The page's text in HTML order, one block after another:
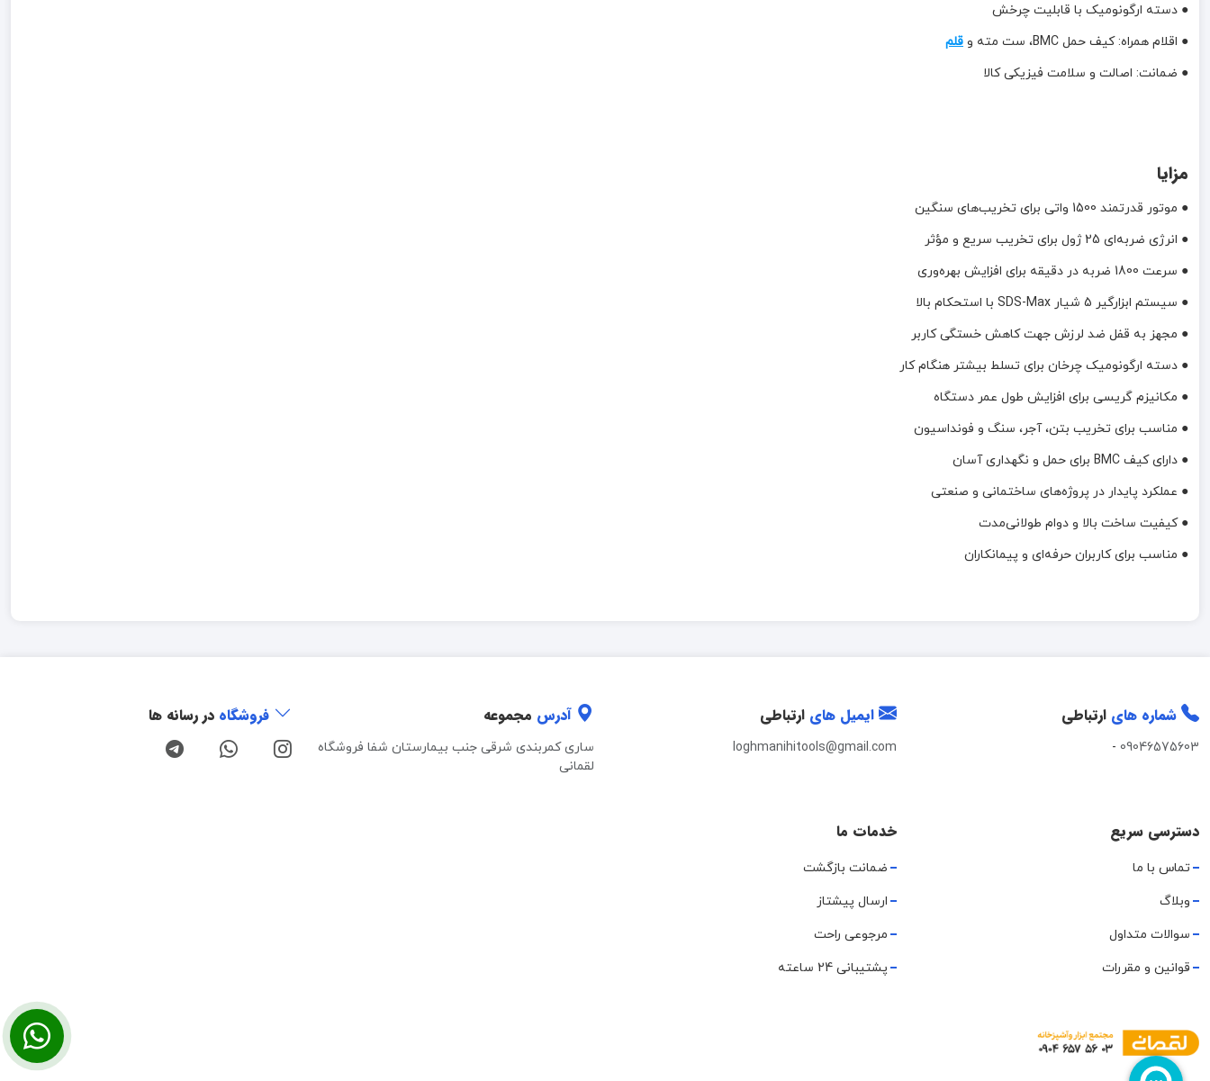
● دسته ارگونومیک با قابلیت چرخش
● اقلام همراه: کیف حمل BMC، ست مته و
قلم
● ضمانت: اصالت و سلامت فیزیکی کالا
مزایا
● موتور قدرتمند 1500 واتی برای تخریب‌های سنگین
● انرژی ضربه‌ای 25 ژول برای تخریب سریع و مؤثر
● سرعت 1800 ضربه در دقیقه برای افزایش بهره‌وری
● سیستم ابزارگیر 5 شیار SDS-Max با استحکام بالا
● مجهز به قفل ضد لرزش جهت کاهش خستگی کاربر
● دسته ارگونومیک چرخان برای تسلط بیشتر هنگام کار
● مکانیزم گریسی برای افزایش طول عمر دستگاه
● مناسب برای تخریب بتن، آجر، سنگ و فونداسیون
● دارای کیف BMC برای حمل و نگهداری آسان
● عملکرد پایدار در پروژه‌های ساختمانی و صنعتی
● کیفیت ساخت بالا و دوام طولانی‌مدت
● مناسب برای کاربران حرفه‌ای و پیمانکاران
شماره های ارتباطی
09046575603
-
ایمیل های ارتباطی
loghmanihitools@gmail.com
آدرس مجموعه
ساری کمربندی شرقی جنب بیمارستان شفا فروشگاه
لقمانی
فروشگاه در رسانه ها
دسترسی سریع
تماس با ما
وبلاگ
سوالات متداول
قوانین و مقررات
خدمات ما
ضمانت بازگشت
ارسال پیشتاز
مرجوعی راحت
پشتیبانی 24 ساعته